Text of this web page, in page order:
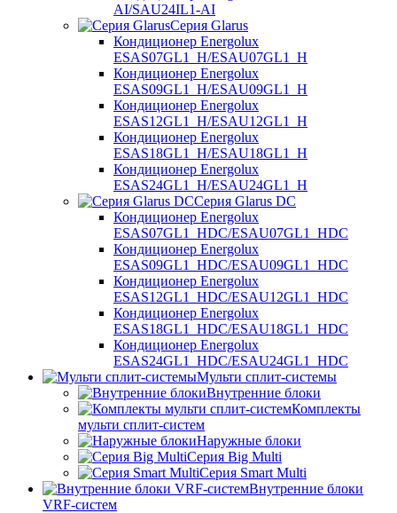
AI/SAU24IL1-AI
Серия Glarus
Кондиционер Energolux
ESAS07GL1_H/ESAU07GL1_H
Кондиционер Energolux
ESAS09GL1_H/ESAU09GL1_H
Кондиционер Energolux
ESAS12GL1_H/ESAU12GL1_H
Кондиционер Energolux
ESAS18GL1_H/ESAU18GL1_H
Кондиционер Energolux
ESAS24GL1_H/ESAU24GL1_H
Серия Glarus DC
Кондиционер Energolux
ESAS07GL1_HDC/ESAU07GL1_HDC
Кондиционер Energolux
ESAS09GL1_HDC/ESAU09GL1_HDC
Кондиционер Energolux
ESAS12GL1_HDC/ESAU12GL1_HDC
Кондиционер Energolux
ESAS18GL1_HDC/ESAU18GL1_HDC
Кондиционер Energolux
ESAS24GL1_HDC/ESAU24GL1_HDC
Мульти сплит-системы
Внутренние блоки
Комплекты
мульти сплит-систем
Наружные блоки
Серия Big Multi
Серия Smart Multi
Внутренние блоки
VRF-систем